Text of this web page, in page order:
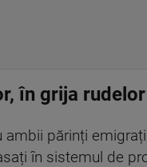
în grija rudelor
ambii părinți
în sistemul de